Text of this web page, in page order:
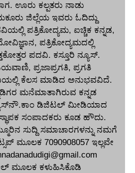
ಊರು ಕಲ್ಪತರು ನಾಡು
ಜಿಲ್ಲೆಯ ಇವರು ಓದಿದ್ದು
ಪತ್ರಿಕೋದ್ಯಮ, ಐಚ್ಚಿಕ ಕನ್ನಡ,
ಪತ್ರಿಕೋದ್ಯಮದಲ್ಲಿ
ಪದವಿ. ಕಸ್ತೂರಿ ನ್ಯೂಸ್‌.
ಪ್ರಜಾಪ್ರಗತಿ, ಪ್ರಗತಿ
ಕೆಲಸ ಮಾಡಿದ ಅನುಭವವಿದೆ.
ಮನೆಮಾತಾಗಿರುವ ಕನ್ನಡ
ಡಿಜಿಟಲ್‌ ಮೀಡಿಯಾದ
ಸಂಪಾದಕರು ಕೂಡ ಹೌದು.
ಸುದ್ದಿ ಸಮಾಚಾರಗಳನ್ನು ನಮಗೆ
ಮೂಲಕ 7090908057 ಇಲ್ಲವೇ
ಮೂಲಕ ಕಳುಹಿಸಿಕೊಡಿ